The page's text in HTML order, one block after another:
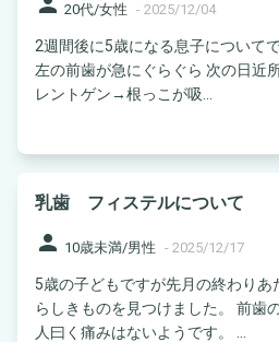
20代/女性 - 2025/12/04
2週間後に5歳になる息子について
左の前歯が急にぐらぐら 次の日近
レントゲン→根っこが吸...
乳歯 フィステルについて
person 10歳未満/男性 - 2025/12/17
5歳の子どもですが先月の終わり
らしきものを見つけました。 前歯
人曰く痛みはないようです。 ...